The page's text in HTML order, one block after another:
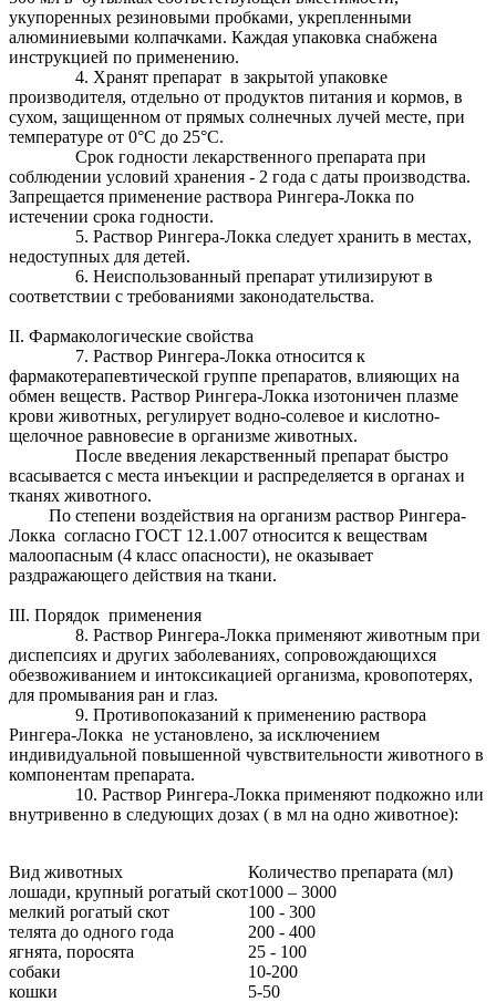
укупоренных резиновыми пробками, укрепленными
алюминиевыми колпачками. Каждая упаковка снабжена
инструкцией по применению.
4. Хранят препарат в закрытой упаковке
производителя, отдельно от продуктов питания и кормов, в
сухом, защищенном от прямых солнечных лучей месте, при
температуре от 0°С до 25°С.
Срок годности лекарственного препарата при
соблюдении условий хранения - 2 года с даты производства.
Запрещается применение раствора Рингера-Локка по
истечении срока годности.
5. Раствор Рингера-Локка следует хранить в местах,
недоступных для детей.
6. Неиспользованный препарат утилизируют в
соответствии с требованиями законодательства.
II. Фармакологические свойства
7. Раствор Рингера-Локка относится к
фармакотерапевтической группе препаратов, влияющих на
обмен веществ. Раствор Рингера-Локка изотоничен плазме
крови животных, регулирует водно-солевое и кислотно-
щелочное равновесие в организме животных.
После введения лекарственный препарат быстро
всасывается с места инъекции и распределяется в органах и
тканях животного.
По степени воздействия на организм раствор Рингера-
Локка согласно ГОСТ 12.1.007 относится к веществам
малоопасным (4 класс опасности), не оказывает
раздражающего действия на ткани.
III. Порядок применения
8. Раствор Рингера-Локка применяют животным при
диспепсиях и других заболеваниях, сопровождающихся
обезвоживанием и интоксикацией организма, кровопотерях,
для промывания ран и глаз.
9. Противопоказаний к применению раствора
Рингера-Локка не установлено, за исключением
индивидуальной повышенной чувствительности животного в
компонентам препарата.
10. Раствор Рингера-Локка применяют подкожно или
внутривенно в следующих дозах ( в мл на одно животное):
Вид животных
Количество препарата (мл)
лошади, крупный рогатый скот1000 – 3000
мелкий рогатый скот
100 - 300
телята до одного года
200 - 400
ягнята, поросята
25 - 100
собаки
10-200
кошки
5-50